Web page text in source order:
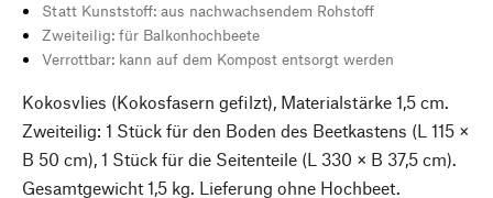
Statt Kunststoff: aus nachwachsendem Rohstoff
Zweiteilig: für Balkonhochbeete
Verrottbar: kann auf dem Kompost entsorgt werden
Kokosvlies (Kokosfasern gefilzt), Materialstärke 1,5 cm.
Zweiteilig: 1 Stück für den Boden des Beetkastens (L 115 ×
B 50 cm), 1 Stück für die Seitenteile (L 330 × B 37,5 cm).
Gesamtgewicht 1,5 kg. Lieferung ohne Hochbeet.